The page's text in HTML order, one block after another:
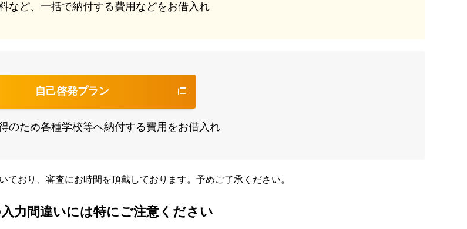
など、一括で納付する費用などをお借入れ
自己啓発プラン
のため各種学校等へ納付する費用をお借入れ
ており、審査にお時間を頂戴しております。予めご了承ください。
力間違いには特にご注意ください